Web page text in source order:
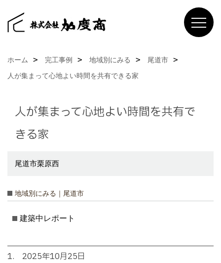
ホーム 完工事例 地域別にみる
尾道市
人が集まって心地よい時間を共有できる家
人が集まって心地よい時間を共有で
きる家
尾道市栗原西
地域別にみる｜尾道市
建築中レポート
1. 2025年10月25日